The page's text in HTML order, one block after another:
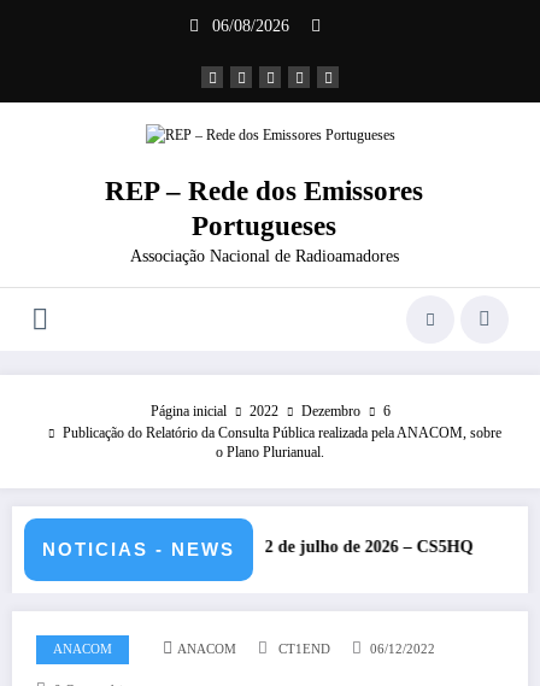
06/08/2026
REP – Rede dos Emissores
Portugueses
Associação Nacional de Radioamadores
Página inicial 2022 Dezembro
6
Publicação do Relatório da Consulta Pública realizada pela ANACOM, sobre
o Plano Plurianual.
NOTICIAS - NEWS
HF da IARU – 11 e 12 de julho de 2026 – CS5HQ DXCC –
ANACOM ANACOM CT1END 06/12/2022